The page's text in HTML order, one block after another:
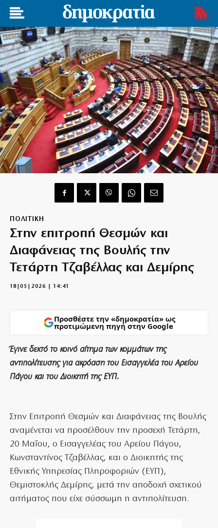
ΠΟΛΙΤΙΚΗ
Στην επιτροπή Θεσμών και
Διαφάνειας της Βουλής την
Τετάρτη Τζαβέλλας και Δεμίρης
18|05|2026 | 14:41
Προσθέστε την «δημοκρατία» ως
προτιμώμενη πηγή στην Google
Έγινε δεκτό το κοινό αίτημα των κομμάτων της
αντιπολίτευσης για ακρόαση του Εισαγγελέα του Αρείου
Πάγου και του Διοικητή της ΕΥΠ.
Στην Επιτροπή Θεσμών και Διαφάνειας της Βουλής
αναμένεται να προσέλθουν την προσεχή Τετάρτη,
20 Μαΐου, ο Εισαγγελέας του Αρείου Πάγου,
Κωνσταντίνος Τζαβέλλας, και ο Διοικητής της
Εθνικής Υπηρεσίας Πληροφοριών (ΕΥΠ),
Θεμιστοκλής Δεμίρης, μετά την αποδοχή σχετικού
αιτήματος που είχε σύσσωμη η αντιπολίτευση.